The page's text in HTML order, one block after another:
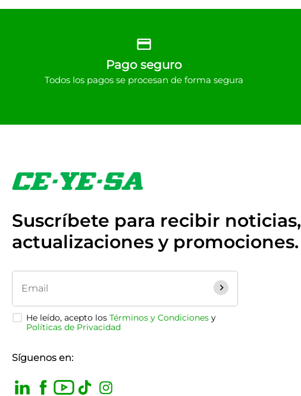
Pago seguro
Todos los pagos se procesan de forma segura
Suscríbete para recibir noticias,
actualizaciones y promociones.
He leído, acepto los Términos y Condicionesy
Políticas de Privacidad
Síguenos en: